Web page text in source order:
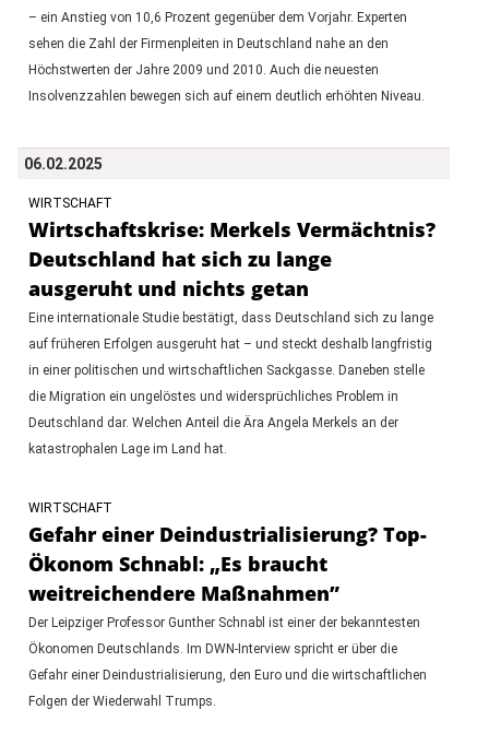
– ein Anstieg von 10,6 Prozent gegenüber dem Vorjahr. Experten
sehen die Zahl der Firmenpleiten in Deutschland nahe an den
Höchstwerten der Jahre 2009 und 2010. Auch die neuesten
Insolvenzzahlen bewegen sich auf einem deutlich erhöhten Niveau.
06.02.2025
WIRTSCHAFT
Wirtschaftskrise: Merkels Vermächtnis?
Deutschland hat sich zu lange
ausgeruht und nichts getan
Eine internationale Studie bestätigt, dass Deutschland sich zu lange
auf früheren Erfolgen ausgeruht hat – und steckt deshalb langfristig
in einer politischen und wirtschaftlichen Sackgasse. Daneben stelle
die Migration ein ungelöstes und widersprüchliches Problem in
Deutschland dar. Welchen Anteil die Ära Angela Merkels an der
katastrophalen Lage im Land hat.
WIRTSCHAFT
Gefahr einer Deindustrialisierung? Top-
Ökonom Schnabl: „Es braucht
weitreichendere Maßnahmen”
Der Leipziger Professor Gunther Schnabl ist einer der bekanntesten
Ökonomen Deutschlands. Im DWN-Interview spricht er über die
Gefahr einer Deindustrialisierung, den Euro und die wirtschaftlichen
Folgen der Wiederwahl Trumps.